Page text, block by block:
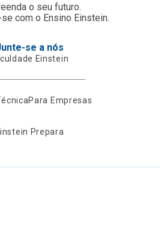
o seu futuro.
com o Ensino Einstein.
se a nós
Einstein
Para Empresas
Prepara